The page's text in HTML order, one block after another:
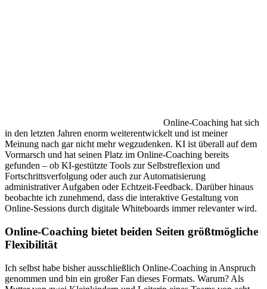
Online-Coaching hat sich
in den letzten Jahren enorm weiterentwickelt und ist meiner
Meinung nach gar nicht mehr wegzudenken. KI ist überall auf dem
Vormarsch und hat seinen Platz im Online-Coaching bereits
gefunden – ob KI-gestützte Tools zur Selbstreflexion und
Fortschrittsverfolgung oder auch zur Automatisierung
administrativer Aufgaben oder Echtzeit-Feedback. Darüber hinaus
beobachte ich zunehmend, dass die interaktive Gestaltung von
Online-Sessions durch digitale Whiteboards immer relevanter wird.
Online-Coaching bietet beiden Seiten größtmögliche
Flexibilität
Ich selbst habe bisher ausschließlich Online-Coaching in Anspruch
genommen und bin ein großer Fan dieses Formats. Warum? Als